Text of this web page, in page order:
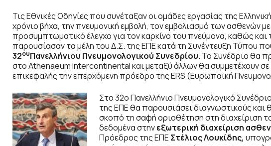
Τις Εθνικές Οδηγίες που συνέταξαν οι ομάδες εργασίας της
χρόνιο βήχα, την πνευμονική εμβολή, τον εμβολιασμό των ασθενών
προσυμπτωματικό έλεγχο για τον καρκίνο του πνεύμονα, καθώς
παρουσίασαν τα μέλη του Δ.Σ. της ΕΠΕ κατά τη Συνέντευξη Τύπου
32ουΠανελλήνιου Πνευμονολογικού Συνεδρίου. Το Συνέδριο θα
στο Athenaeum Intercontinental και μεταξύ άλλων θα συμμετέχουν σε
επικεφαλής την επερχόμενη πρόεδρο της ERS (Ευρωπαϊκή
Στο 32ο Πανελλήνιο Πνευμονολογικό
της ΕΠΕ θα παρουσιάσει διαγνωστικούς
σκοπό τη σαφή οριοθέτηση στη διαχείριση
δεδομένα στηνεξωτερική διαχείριση
Πρόεδρος της ΕΠΕ Στέλιος Λουκίδης,